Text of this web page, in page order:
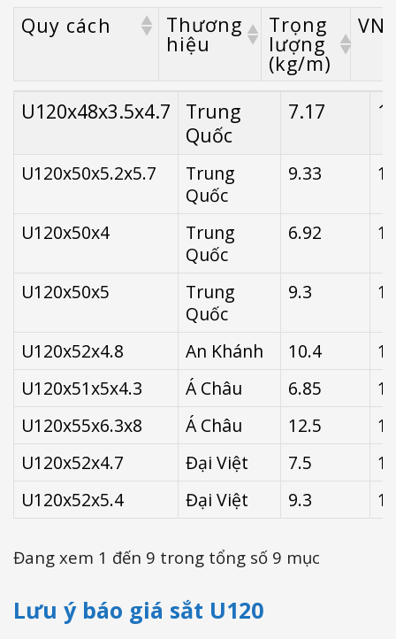
Quy cách Thương
hiệu
Trọng
lượng
(kg/m)
Quy cách Thương
hiệu
Trọng
lượng
U120x48x3.5x4.7
Trung
Quốc
7.17
U120x50x5.2x5.7
Trung
Quốc
9.33
U120x50x4
Trung
Quốc
6.92
U120x50x5
Trung
Quốc
9.3
U120x52x4.8 An Khánh 10.4
U120x51x5x4.3
Á Châu 6.85
U120x55x6.3x8
Á Châu 12.5
U120x52x4.7
Đại Việt 7.5
U120x52x5.4
Đại Việt 9.3
Đang xem 1 đến 9 trong tổng số 9 mục
Lưu ý báo giá sắt U120